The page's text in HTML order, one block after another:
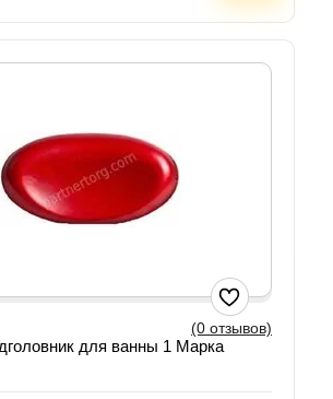
(0 отзывов)
для ванны 1 Марка